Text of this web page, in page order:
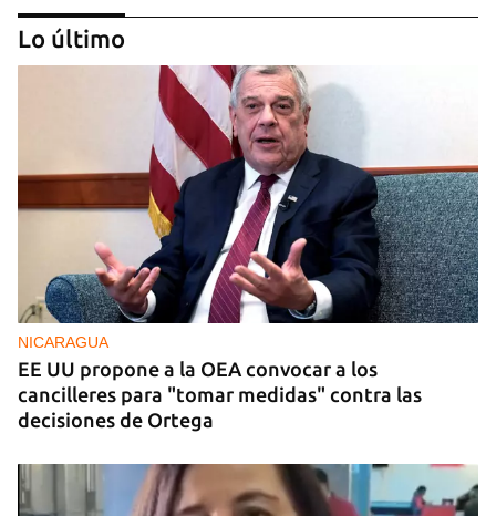
FOTO DEL DÍA
Un litro de aceite cuesta ya más de dos salarios
mínimos
Lo último
NICARAGUA
EE UU propone a la OEA convocar a los
cancilleres para "tomar medidas" contra las
decisiones de Ortega